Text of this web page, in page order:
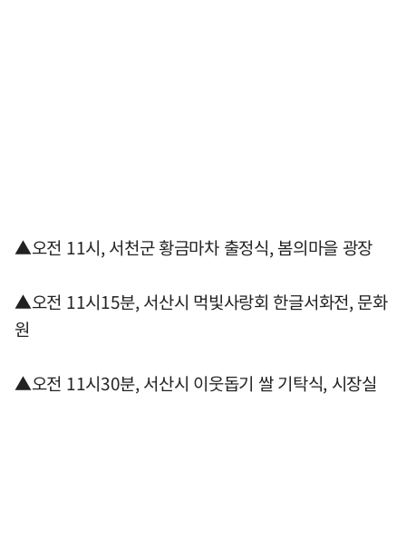
▲오전 11시, 서천군 황금마차 출정식, 봄의마을 광장
▲오전 11시15분, 서산시 먹빛사랑회 한글서화전, 문화
원
▲오전 11시30분, 서산시 이웃돕기 쌀 기탁식, 시장실